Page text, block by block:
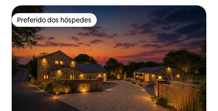
Preferido dos hóspedes
Preferido dos hóspedes